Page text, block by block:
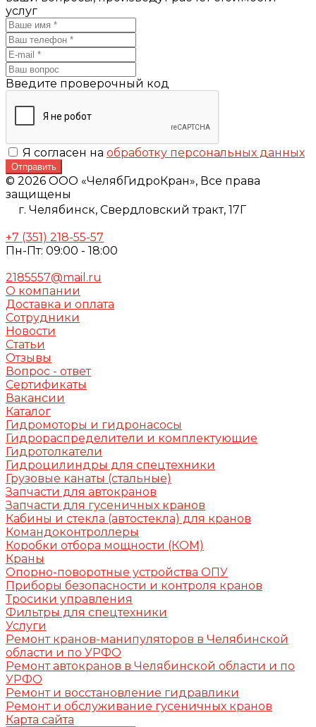
услуг
Введите проверочный код
Я согласен на обработку персональных данных
Отправить
© 2026 ООО «ЧелябГидроКран», Все права
защищены
г. Челябинск, Свердловский тракт, 17Г
+7 (351) 218-55-57
Пн-Пт: 09:00 - 18:00
2185557@mail.ru
О компании
Доставка и оплата
Сотрудники
Новости
Статьи
Отзывы
Вопрос - ответ
Сертификаты
Вакансии
Каталог
Гидромоторы и гидронасосы
Гидрораспределители и комплектующие
Гидротолкатели
Гидроцилиндры для спецтехники
Грузовые канаты (стальные)
Запчасти для автокранов
Запчасти для гусеничных кранов
Кабины и стекла (автостекла) для кранов
Командоконтроллеры
Коробки отбора мощности (КОМ)
Краны
Опорно-поворотные устройства ОПУ
Приборы безопасности и контроля кранов
Тросики управления
Фильтры для спецтехники
Услуги
Ремонт кранов-манипуляторов в Челябинской
области и по УРФО
Ремонт автокранов в Челябинской области и по
УРФО
Ремонт и восстановление гидравлики
Ремонт и обслуживание гусеничных кранов
Карта сайта